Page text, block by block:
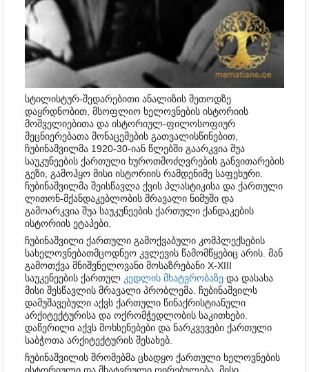
სტილისტურ-შედარებითი ანალიზის მეთოდზე
დაყრდნობით, მსოფლიო ხელოვნების ისტორიის
მოშველიებითა და ისტორიულ-ფილოსოფიურ
მეცნიერებათა მონაცემების გათვალისწინებით,
ჩუბინაშვილმა 1920-30-იან წლებში გაარკვია შუა
საუკუნეების ქართული ხუროთმოძღვრების განვითარების
გეზი, გამოჰყო მისი ისტორიის რამდენიმე საფეხური.
ჩუბინაშვილმა შეისწავლა ქვის პლასტიკისა და ქართული
ლითონ-მქანდაკებლობის მრავალი ნიმუში და
გამოარკვია შუა საუკუნეების ქართული ქანდაკების
ისტორიის ეტაპები.
ჩუბინაშვილი ქართული გამოქვაბული კომპლექსების
სახელოვნებათმცოდნეო კვლევის წამომწყებიც არის. მან
გამოთქვა მნიშვნელოვანი მოსაზრებანი X-XIII
საუკენეების ქართულ კედლის მხატვრობაზე და დასახა
მისი შესწავლის მრავალი პრობლემა. ჩუბინაშვილს
დამუშავებული აქვს ქართული წინაქრისტიანული
არქიტექტურისა და ოქრომჭედლობის საკითხები.
დაწერილი აქვს მოხსენებები და ნარკვევები ქართული
საბჭოთა არქიტექტურის შესახებ.
ჩუბინაშვილის შრომებმა ცხადყო ქართული ხელოვნების
ისტორიული და მხატვრული ღირებულება, მისი